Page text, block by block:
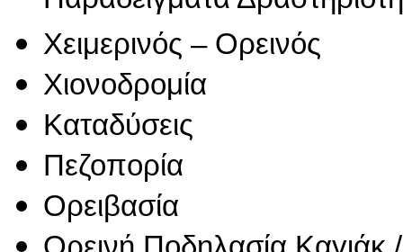
Χειμερινός – Ορεινός
Χιονοδρομία
Καταδύσεις
Πεζοπορία
Ορειβασία